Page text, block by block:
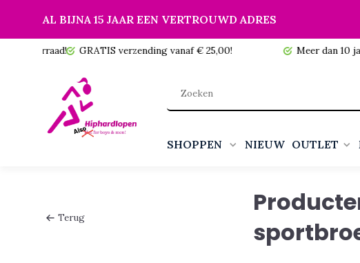
AL BIJNA 15 JAAR EEN VERTROUWD ADRES
GRATIS verzending vanaf € 25,00! Meer dan 10 jaar
SHOPPEN NIEUW OUTLET
Terug